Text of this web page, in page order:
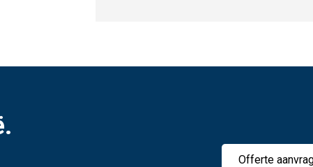
Offerte